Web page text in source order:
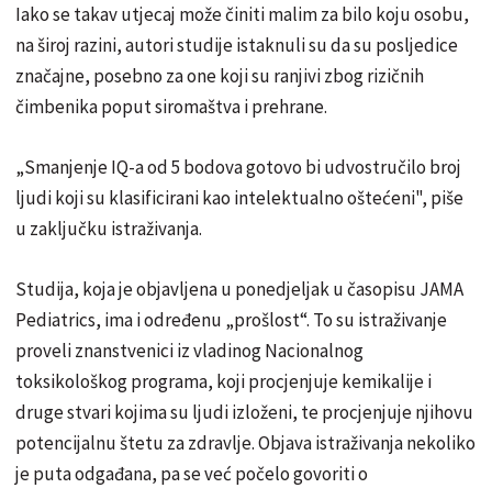
Iako se takav utjecaj može činiti malim za bilo koju osobu,
na široj razini, autori studije istaknuli su da su posljedice
značajne, posebno za one koji su ranjivi zbog rizičnih
čimbenika poput siromaštva i prehrane.
„Smanjenje IQ-a od 5 bodova gotovo bi udvostručilo broj
ljudi koji su klasificirani kao intelektualno oštećeni", piše
u zaključku istraživanja.
Studija, koja je objavljena u ponedjeljak u časopisu JAMA
Pediatrics, ima i određenu „prošlost“. To su istraživanje
proveli znanstvenici iz vladinog Nacionalnog
toksikološkog programa, koji procjenjuje kemikalije i
druge stvari kojima su ljudi izloženi, te procjenjuje njihovu
potencijalnu štetu za zdravlje. Objava istraživanja nekoliko
je puta odgađana, pa se već počelo govoriti o